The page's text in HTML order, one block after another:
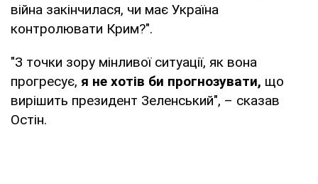
війна закінчилася, чи має Україна
контролювати Крим?".
"З точки зору мінливої ситуації, як вона
прогресує, я не хотів би прогнозувати, що
вирішить президент Зеленський", – сказав
Остін.